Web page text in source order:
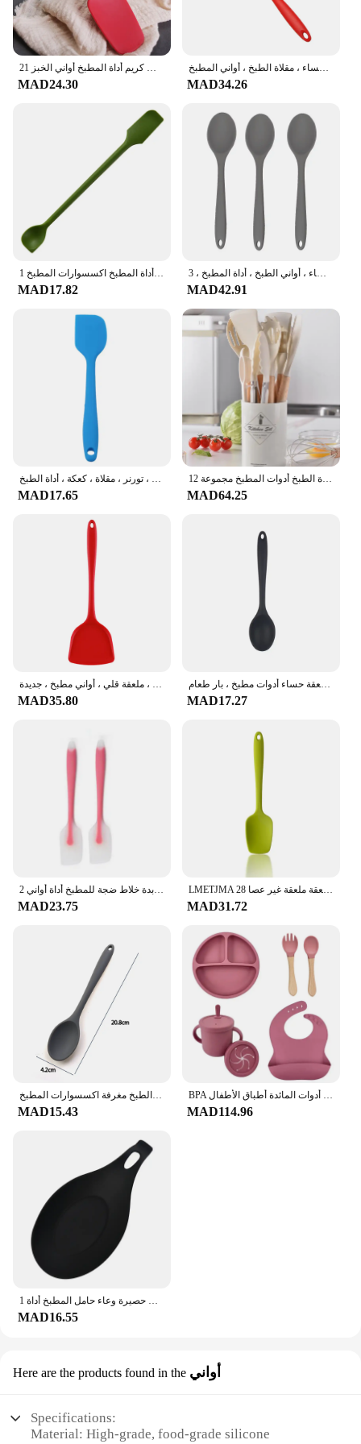
21 سنتيمتر الساخن العالمي مقاومة للحرارة دمج مقبض سيليكون ملعقة مكشطة ملعقة كعكة الآيس كريم أداة المطبخ أواني الخبز
MAD24.30
ملعقة سيليكون غير لاصقة منزلية ، مجرفة القلي ، ملعقة الحساء ، مقلاة الطبخ ، أواني المطبخ
MAD34.26
1 قطعة ملعقة سيليكون مقاومة للحرارة مقبض طويل مكشطة مزدوجة الأطراف مع ملعقة مربى ملاعق أداة المطبخ اكسسوارات المطبخ
MAD17.82
ملعقة مغرفة من السيليكون للتحريك وخلط ملاعق الحساء ، أواني الطبخ ، أداة المطبخ ، 3 +
MAD42.91
ملعقة من السيليكون المقاوم للحرارة مع مقبض مدمج ، ملعقة ، مكشطة ، أواني ، تورنر ، مقلاة ، كعكة ، أداة الطبخ
MAD17.65
12 قطعة الغذاء الصف سيليكون تجهيزات المطابخ المطبخ أواني تيرنر ملعقة قياس ملعقة العملي أداة الطبخ أدوات المطبخ مجموعة
MAD64.25
أواني سيليكون غير لاصقة ، مقاومة للحرارة ، مجرفة طبخ ، ملعقة ، لحم بقر ، لحم ، بيض ، ملعقة قلي ، أواني مطبخ ، جديدة
MAD35.80
أدوات مائدة سيليكون متكاملة ، ملاعق مطبخ مقاومة للحرارة ، أدوات مائدة مختلطة غير لاصقة ، ملعقة حساء أدوات مطبخ ، بار طعام
MAD17.27
2 قطعة مقاومة للحرارة مقبض ملعقة سيليكون مكشطة ملعقة قالب تشكيل أيس كريم زبدة خلاط ضجة للمطبخ أداة أواني
MAD23.75
LMETJMA 28 سنتيمتر سيليكون ملاعق مقاومة للحرارة ملعقة ملعقة غير عصا Spoonula كاشطات مرنة الخبز خلط أداة JT20
MAD31.72
للحياة أفضل 1 قطعة ملعقة سيليكون لينة اثارة مقبض طويل أدوات المائدة أواني الطبخ مغرفة اكسسوارات المطبخ
MAD15.43
BPA الحرة سيليكون الطفل تغذية مجموعة مصاصة السلطانية الطعام لوحة كوب بقشة ملعقة الشوك للأطفال الطفل أدوات المائدة أطباق الأطفال
MAD114.96
1 قطعة سيليكون العزل ملعقة الجرف مقاومة للحرارة تحديد الموقع شرب الزجاج كوستر صينية ملعقة سادة أكل حصيرة وعاء حامل المطبخ أداة
MAD16.55
Here are the products found in the أواني
Specifications:
Material: High-grade, food-grade silicone